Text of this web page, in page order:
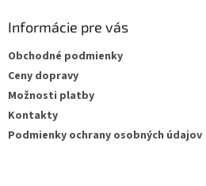
Informácie pre vás
Obchodné podmienky
Ceny dopravy
Možnosti platby
Kontakty
Podmienky ochrany osobných údajov